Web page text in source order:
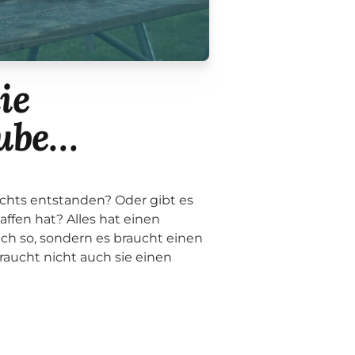
entstanden? Oder gibt es
hat? Alles hat einen
so, sondern es braucht einen
nicht auch sie einen